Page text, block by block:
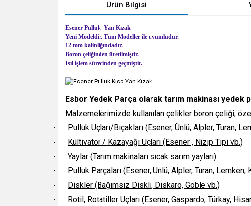
Ürün Bilgisi
Esener Pulluk Yan Kızak
Yeni Modeldir. Tüm Modeller ile uyumludur.
12 mm kalinliğındadır.
Boron çeliğinden üretilmiştir.
Isıl işlem sürecinden geçmiştir.
Esbor Yedek Parça olarak tarım makinası yedek
Malzemelerimizde kullanılan çelikler boron çeliği,
· Pulluk Uçları/Bıçakları (Esener, Ünlü, Alpler, Turan,
· Kültivatör / Kazayağı Uçları (Esener , Nizip Tipi vb.)
· Yaylar (Tarım makinaları sıcak sarım yayları)
· Pulluk Parçaları (Esener, Ünlü, Alpler, Turan, Lemken,
· Diskler (Bağımsız Diskli, Diskaro, Goble vb.)
· Rotil, Rotatiller Uçları (Esener, Gaspardo, Türkay,